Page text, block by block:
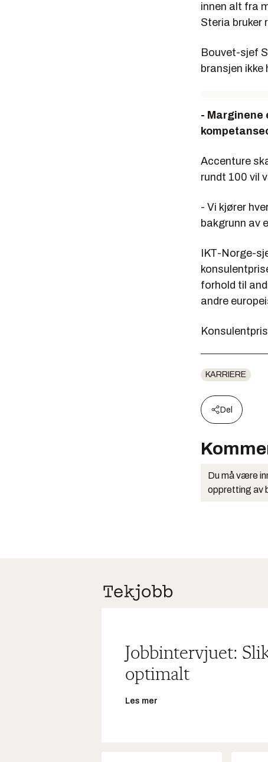
innen alt fra
Steria bruker
Bouvet-sjef
bransjen
- Marginene
Accenture
rundt 100 vil
- Vi kjører
bakgrunn av
IKT-Norge-
forhold til
andre
KARRIERE
Del
Du må være
oppretting av
Jobbintervjuet:
optimalt
Les mer